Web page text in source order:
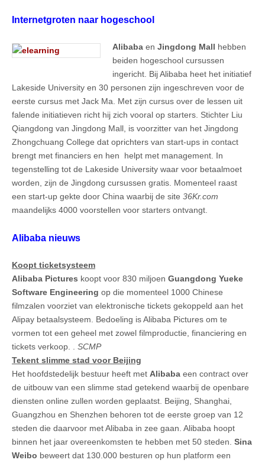
Internetgroten naar hogeschool
Alibaba en Jingdong Mall hebben
beiden hogeschool cursussen
ingericht. Bij Alibaba heet het initiatief
Lakeside University en 30 personen zijn ingeschreven voor de
eerste cursus met Jack Ma. Met zijn cursus over de lessen uit
falende initiatieven richt hij zich vooral op starters. Stichter Liu
Qiangdong van Jingdong Mall, is voorzitter van het Jingdong
Zhongchuang College dat oprichters van start-ups in contact
brengt met financiers en hen helpt met management. In
tegenstelling tot de Lakeside University waar voor betaalmoet
worden, zijn de Jingdong cursussen gratis. Momenteel raast
een start-up gekte door China waarbij de site 36Kr.com
maandelijks 4000 voorstellen voor starters ontvangt.
Alibaba nieuws
Koopt ticketsysteem
Alibaba Pictures koopt voor 830 miljoen Guangdong Yueke
Software Engineering op die momenteel 1000 Chinese
filmzalen voorziet van elektronische tickets gekoppeld aan het
Alipay betaalsysteem. Bedoeling is Alibaba Pictures om te
vormen tot een geheel met zowel filmproductie, financiering en
tickets verkoop. . SCMP
Tekent slimme stad voor Beijing
Het hoofdstedelijk bestuur heeft met Alibaba een contract over
de uitbouw van een slimme stad getekend waarbij de openbare
diensten online zullen worden geplaatst. Beijing, Shanghai,
Guangzhou en Shenzhen behoren tot de eerste groep van 12
steden die daarvoor met Alibaba in zee gaan. Alibaba hoopt
binnen het jaar overeenkomsten te hebben met 50 steden. Sina
Weibo beweert dat 130.000 besturen op hun platform een